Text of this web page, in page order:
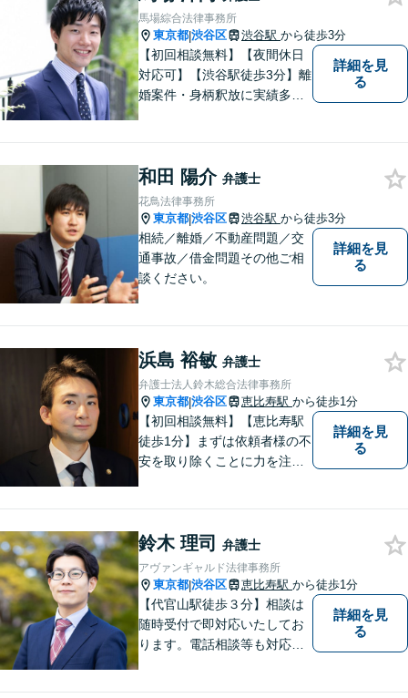
働トラブル・離婚問題などお
悩みのことはぜひご相談下さ
い。
馬場綜合法律事務所
東京都|渋谷区 渋谷駅 から徒歩3分
【初回相談無料】【夜間休日
対応可】【渋谷駅徒歩3分】離
婚案件・身柄釈放に実績多数
かりと向き合い、迅速に粘り
強くより良い解決を目指しま
す。お困りの場合、まずはご
相談ください。
詳細を見
る
和田 陽介 弁護士
花鳥法律事務所
東京都|渋谷区 渋谷駅 から徒歩3分
相続／離婚／不動産問題／交
通事故／借金問題その他ご相
談ください。
詳細を見
る
浜島 裕敏 弁護士
弁護士法人鈴木総合法律事務所
東京都|渋谷区 恵比寿駅 から徒歩1分
【初回相談無料】【恵比寿駅
徒歩1分】まずは依頼者様の不
安を取り除くことに力を注い
事件・労働トラブル・離婚問
題などお悩みのことはぜひご
相談ください。
詳細を見
る
鈴木 理司 弁護士
アヴァンギャルド法律事務所
東京都|渋谷区 恵比寿駅 から徒歩1分
【代官山駅徒歩３分】相談は
随時受付で即対応いたしてお
ります。電話相談等も対応可
詳細を見
る